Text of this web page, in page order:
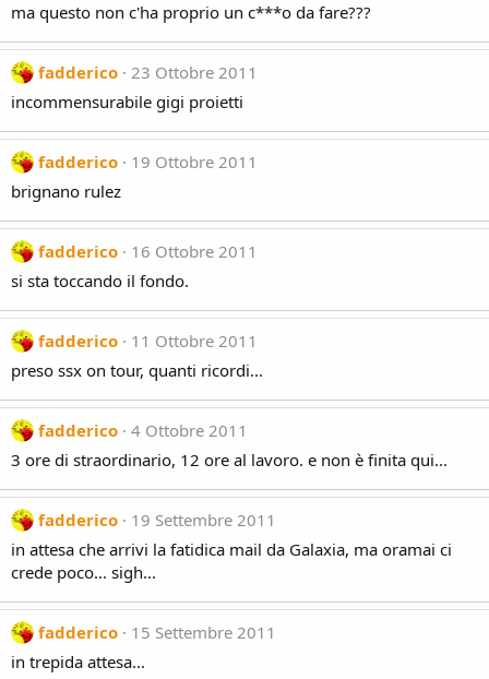
ma questo non c'ha proprio un c***o da fare???
fadderico 23 Ottobre 2011
incommensurabile gigi proietti
fadderico
19 Ottobre 2011
brignano rulez
fadderico
16 Ottobre 2011
si sta toccando il fondo.
fadderico
11 Ottobre 2011
preso ssx on tour, quanti ricordi...
fadderico 4 Ottobre 2011
3 ore di straordinario, 12 ore al lavoro. e non è finita qui...
fadderico
19 Settembre 2011
in attesa che arrivi la fatidica mail da Galaxia, ma oramai ci
crede poco... sigh...
fadderico
15 Settembre 2011
in trepida attesa...